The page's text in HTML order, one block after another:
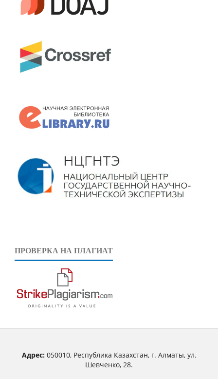
ПРОВЕРКА НА ПЛАГИАТ
Адрес:050010, Республика Казахстан, г. Алматы, ул.
Шевченко, 28.